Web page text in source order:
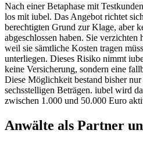
Nach einer Betaphase mit
los mit iubel. Das Angebot richtet
berechtigten Grund zur Klage, aber
abgeschlossen haben. Sie
weil sie sämtliche Kosten tragen
unterliegen. Dieses Risiko nimmt
keine Versicherung, sondern eine
Diese Möglichkeit bestand bisher
sechsstelligen Beträgen. iubel wird
zwischen 1.000 und 50.000 Euro
Anwälte als Partner